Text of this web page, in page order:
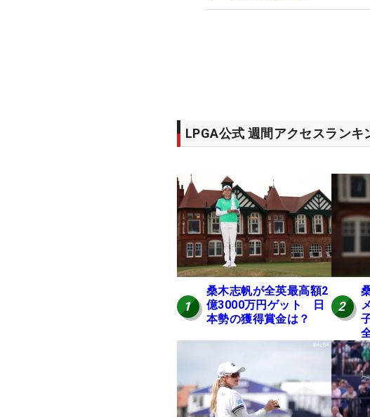
LPGA公式 週間アクセスランキ
1
桑木志帆が全英最高額2
億3000万円ゲット 日
本勢の獲得賞金は？
2